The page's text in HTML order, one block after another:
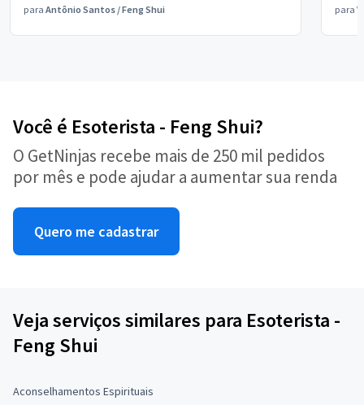
para Antônio Santos /Feng Shui para
Você é Esoterista - Feng Shui?
O GetNinjas recebe mais de 250 mil pedidos
por mês e pode ajudar a aumentar sua renda
Quero me cadastrar
Veja serviços similares para Esoterista -
Feng Shui
Aconselhamentos Espirituais